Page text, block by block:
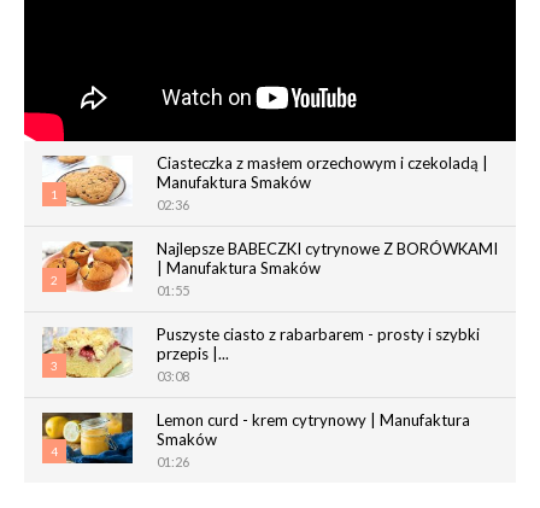
1
Ciasteczka z masłem orzechowym i czekoladą |
Manufaktura Smaków
02:36
2
Najlepsze BABECZKI cytrynowe Z BORÓWKAMI
| Manufaktura Smaków
01:55
3
Puszyste ciasto z rabarbarem - prosty i szybki
przepis |...
03:08
4
Lemon curd - krem cytrynowy | Manufaktura
Smaków
01:26